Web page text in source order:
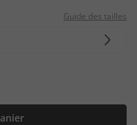
Guide des tailles